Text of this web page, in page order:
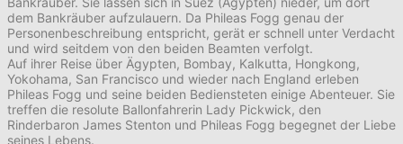
dem Bankräuber aufzulauern. Da Phileas Fogg genau der
Personenbeschreibung entspricht, gerät er schnell unter Verdacht
und wird seitdem von den beiden Beamten verfolgt.
Auf ihrer Reise über Ägypten, Bombay, Kalkutta, Hongkong,
Yokohama, San Francisco und wieder nach England erleben
Phileas Fogg und seine beiden Bediensteten einige Abenteuer. Sie
treffen die resolute Ballonfahrerin Lady Pickwick, den
Rinderbaron James Stenton und Phileas Fogg begegnet der Liebe
seines Lebens.